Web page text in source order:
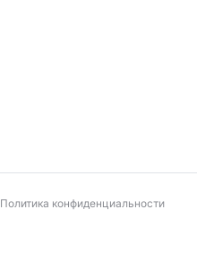
Политика конфиденциальности